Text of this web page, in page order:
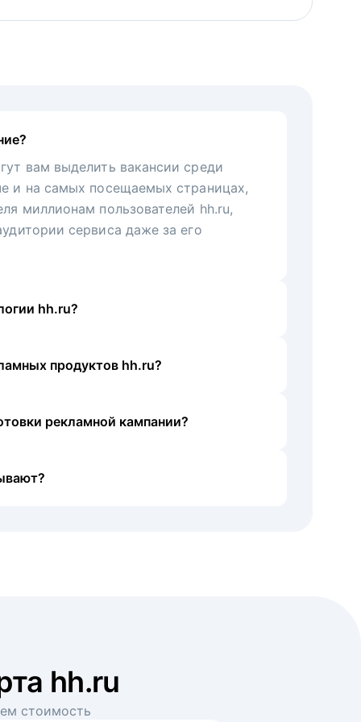
вам выделить вакансии среди
и на самых посещаемых страницах,
миллионам пользователей hh.ru,
сервиса даже за его
hh.ru?
продуктов hh.ru?
рекламной кампании?
hh.ru
стоимость